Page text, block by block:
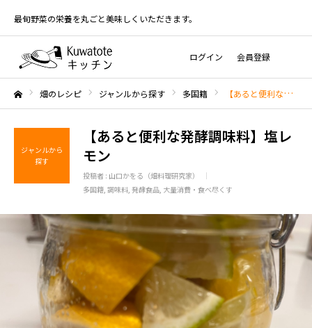
最旬野菜の栄養を丸ごと美味しくいただきます。
ログイン 会員登録
畑のレシピ ジャンルから探す 多国籍 【あると便利な発酵調味料】塩レモン
ジャンルから
探す
【あると便利な発酵調味料】塩レ
モン
投稿者 : 山口かをる（畑料理研究家）
多国籍 調味料 発酵食品 大量消費・食べ尽くす